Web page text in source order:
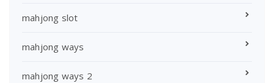
mahjong slot
mahjong ways
mahjong ways 2